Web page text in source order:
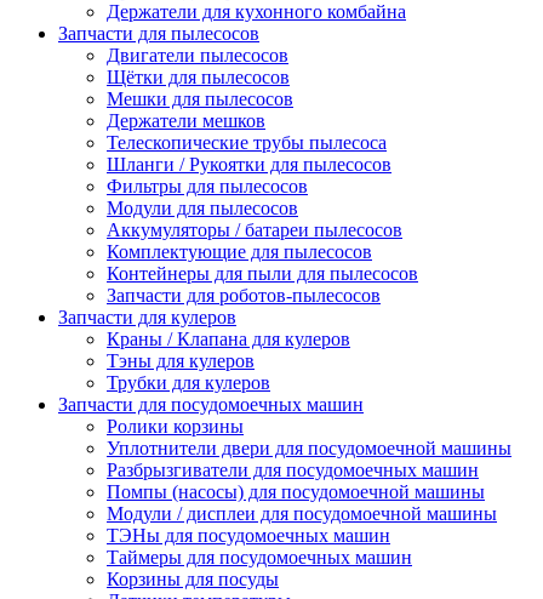
Держатели для кухонного комбайна
Запчасти для пылесосов
Двигатели пылесосов
Щётки для пылесосов
Мешки для пылесосов
Держатели мешков
Телескопические трубы пылесоса
Шланги / Рукоятки для пылесосов
Фильтры для пылесосов
Модули для пылесосов
Аккумуляторы / батареи пылесосов
Комплектующие для пылесосов
Контейнеры для пыли для пылесосов
Запчасти для роботов-пылесосов
Запчасти для кулеров
Краны / Клапана для кулеров
Тэны для кулеров
Трубки для кулеров
Запчасти для посудомоечных машин
Ролики корзины
Уплотнители двери для посудомоечной машины
Разбрызгиватели для посудомоечных машин
Помпы (насосы) для посудомоечной машины
Модули / дисплеи для посудомоечной машины
ТЭНы для посудомоечных машин
Таймеры для посудомоечных машин
Корзины для посуды